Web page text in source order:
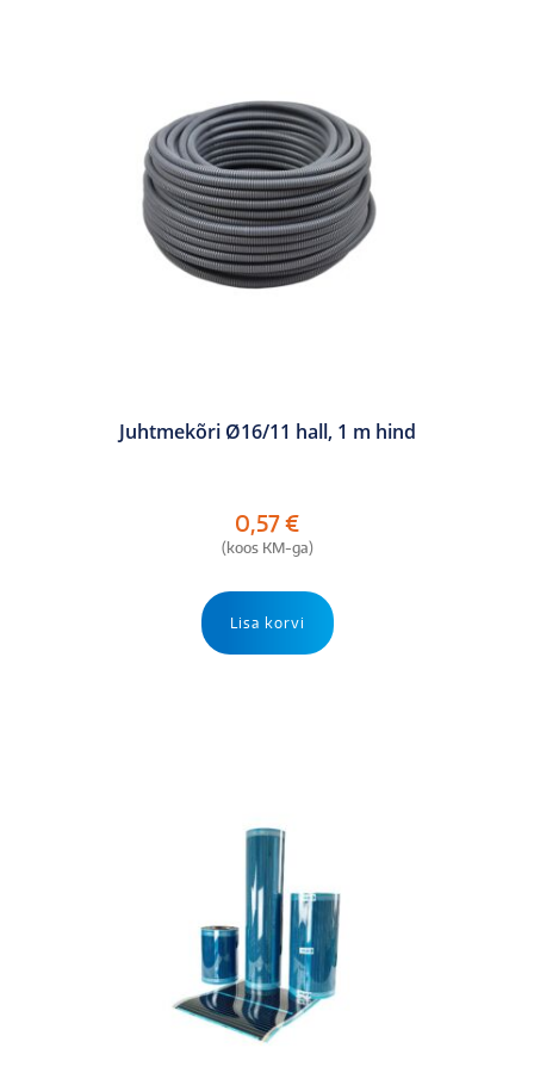
Juhtmekõri Ø16/11 hall, 1 m hind
0,57€
(koos KM-ga)
Lisa korvi